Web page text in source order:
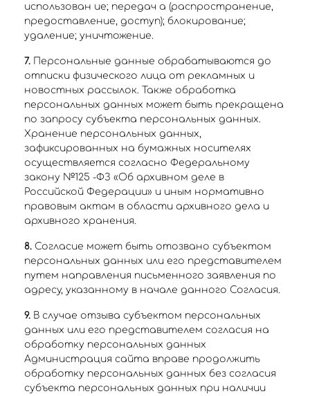
использован ие; передач а (распространение,
предоставление, доступ); блокирование;
удаление; уничтожение.
7. Персональные данные обрабатываются до
отписки физического лица от рекламных и
новостных рассылок. Также обработка
персональных данных может быть прекращена
по запросу субъекта персональных данных.
Хранение персональных данных,
зафиксированных на бумажных носителях
осуществляется согласно Федеральному
закону №125 -ФЗ «Об архивном деле в
Российской Федерации» и иным нормативно
правовым актам в области архивного дела и
архивного хранения.
8. Согласие может быть отозвано субъектом
персональных данных или его представителем
путем направления письменного заявления по
адресу, указанному в начале данного Согласия.
9. В случае отзыва субъектом персональных
данных или его представителем согласия на
обработку персональных данных
Администрация сайта вправе продолжить
обработку персональных данных без согласия
субъекта персональных данных при наличии